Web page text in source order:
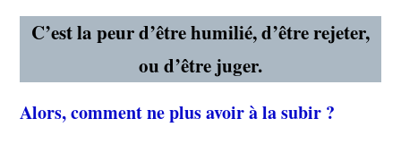
C’est la peur d’être humilié, d’être rejeter,
ou d’être juger.
Alors, comment ne plus avoir à la subir ?